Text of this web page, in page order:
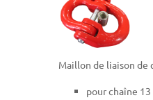
Maillon de liaison de
pour chaîne 13